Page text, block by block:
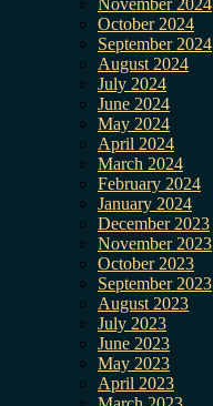
November 2024
October 2024
September 2024
August 2024
July 2024
June 2024
May 2024
April 2024
March 2024
February 2024
January 2024
December 2023
November 2023
October 2023
September 2023
August 2023
July 2023
June 2023
May 2023
April 2023